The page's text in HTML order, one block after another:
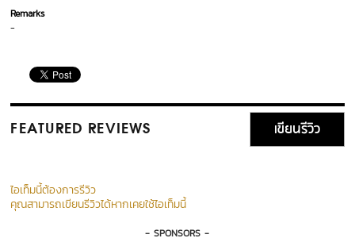
Remarks
-
FEATURED REVIEWS เขียนรีวิว
ไอเท็มนี้ต้องการรีวิว
คุณสามารถเขียนรีวิวได้หากเคยใช้ไอเท็มนี้
- SPONSORS -